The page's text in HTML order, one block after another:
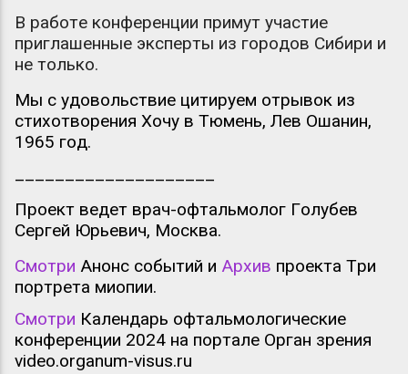
В работе конференции примут участие
приглашенные эксперты из городов Сибири и
не только.
Мы с удовольствие цитируем отрывок из
стихотворения Хочу в Тюмень, Лев Ошанин,
1965 год.
Проект ведет врач-офтальмолог Голубев
Сергей Юрьевич, Москва.
Смотри Анонс событий и Архив проекта Три
портрета миопии.
Смотри Календарь офтальмологические
конференции 2024 на портале Орган зрения
video.organum-visus.ru